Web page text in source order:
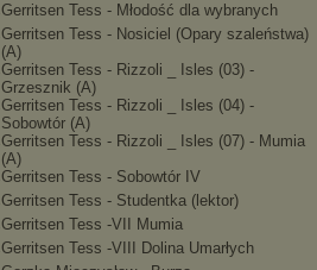
Gerritsen Tess - Młodość dla wybranych
Gerritsen Tess - Nosiciel (Opary szaleństwa)
(A)
Gerritsen Tess - Rizzoli _ Isles (03) -
Grzesznik (A)
Gerritsen Tess - Rizzoli _ Isles (04) -
Sobowtór (A)
Gerritsen Tess - Rizzoli _ Isles (07) - Mumia
(A)
Gerritsen Tess - Sobowtór IV
Gerritsen Tess - Studentka (lektor)
Gerritsen Tess -VII Mumia
Gerritsen Tess -VIII Dolina Umarłych